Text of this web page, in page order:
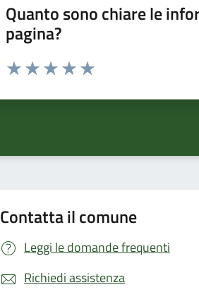
Quanto sono chiare le
pagina?
Valuta da 1 a 5 stelle la pagina
Contatta il comune
Leggi le domande frequenti
Richiedi assistenza